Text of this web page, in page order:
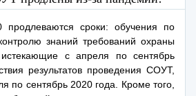
сроки: обучения по
знаний требований охраны
истекающие с апреля по сентябрь
результатов проведения СОУТ,
по сентябрь 2020 года. Кроме того,